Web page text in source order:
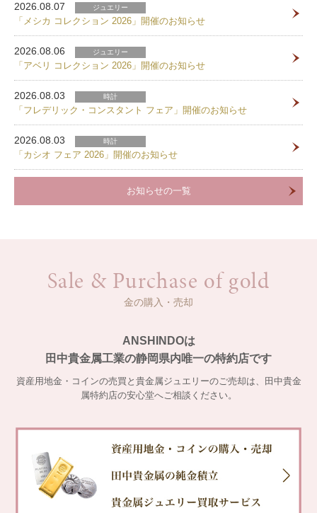
2026.08.07 ジュエリー
「メシカ コレクション 2026」開催のお知らせ
2026.08.06 ジュエリー
「アベリ コレクション 2026」開催のお知らせ
2026.08.03 時計
「フレデリック・コンスタント フェア」開催のお知らせ
2026.08.03 時計
「カシオ フェア 2026」開催のお知らせ
お知らせの一覧
Sale & Purchase of gold
金の購入・売却
ANSHINDOは
田中貴金属工業の静岡県内唯一の特約店です
資産用地金・コインの売買と貴金属ジュエリーのご売却は、田中貴金
属特約店の安心堂へご相談ください。